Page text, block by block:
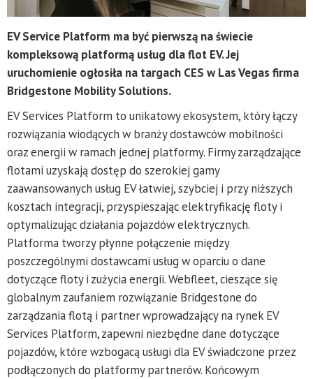
EV Service Platform ma być pierwszą na świecie
kompleksową platformą usług dla flot EV. Jej
uruchomienie ogłosiła na targach CES w Las Vegas firma
Bridgestone Mobility Solutions.
EV Services Platform to unikatowy ekosystem, który łączy
rozwiązania wiodących w branży dostawców mobilności
oraz energii w ramach jednej platformy. Firmy zarządzające
flotami uzyskają dostęp do szerokiej gamy
zaawansowanych usług EV łatwiej, szybciej i przy niższych
kosztach integracji, przyspieszając elektryfikację floty i
optymalizując działania pojazdów elektrycznych.
Platforma tworzy płynne połączenie między
poszczególnymi dostawcami usług w oparciu o dane
dotyczące floty i zużycia energii. Webfleet, cieszące się
globalnym zaufaniem rozwiązanie Bridgestone do
zarządzania flotą i partner wprowadzający na rynek EV
Services Platform, zapewni niezbędne dane dotyczące
pojazdów, które wzbogacą usługi dla EV świadczone przez
podłączonych do platformy partnerów. Końcowym